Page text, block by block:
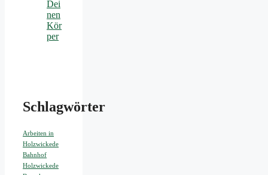
Dei
nen
Kör
per
Schlagwörter
Arbeiten in
Holzwickede
Bahnhof
Holzwickede